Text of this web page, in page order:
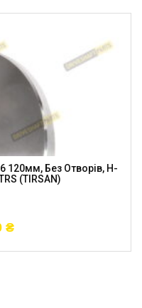
120мм, Без Отворів, H-
(TIRSAN)
₴